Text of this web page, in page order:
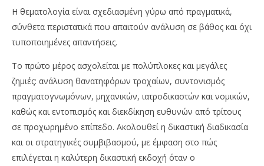
Η θεματολογία είναι σχεδιασμένη γύρω από πραγματικά,
σύνθετα περιστατικά που απαιτούν ανάλυση σε βάθος και όχι
τυποποιημένες απαντήσεις.
Το πρώτο μέρος ασχολείται με πολύπλοκες και μεγάλες
ζημιές: ανάλυση θανατηφόρων τροχαίων, συντονισμός
πραγματογνωμόνων, μηχανικών, ιατροδικαστών και νομικών,
καθώς και εντοπισμός και διεκδίκηση ευθυνών από τρίτους
σε προχωρημένο επίπεδο. Ακολουθεί η δικαστική διαδικασία
και οι στρατηγικές συμβιβασμού, με έμφαση στο πώς
επιλέγεται η καλύτερη δικαστική εκδοχή όταν ο